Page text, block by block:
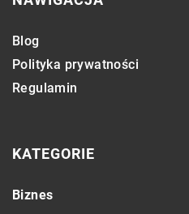
Blog
Polityka prywatności
Regulamin
KATEGORIE
Biznes